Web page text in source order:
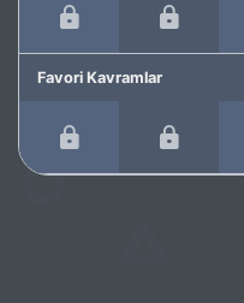
Favori Kavramlar